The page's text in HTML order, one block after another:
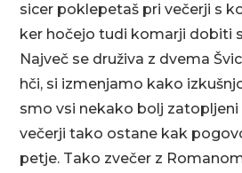
sicer poklepetaš pri večerji s
ker hočejo tudi komarji dobiti
Največ se druživa z dvema
hči, si izmenjamo kako
smo vsi nekako bolj zatopljeni
večerji tako ostane kak
petje. Tako zvečer z